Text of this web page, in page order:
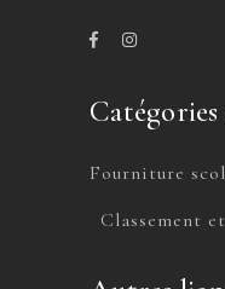
Fourniture
Classement